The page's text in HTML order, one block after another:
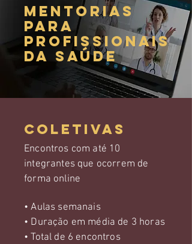
MENTORIAs
PARA
profissionais
DA SAÚDE
COLETIVAS
Encontros com até 10
integrantes que ocorrem de
forma online
• Aulas semanais
• Duração em média de 3 horas
• Total de 6 encontros